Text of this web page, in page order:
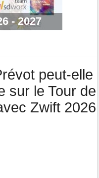
Ventoux, on verra"
programme de la fin de
- 2027
peut-elle
sur le Tour de
Zwift 2026